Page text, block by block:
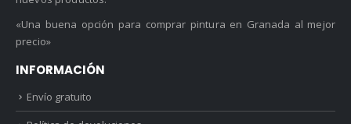
«Una buena opción para comprar pintura en Granada al mejor
precio»
INFORMACIÓN
Envío gratuito